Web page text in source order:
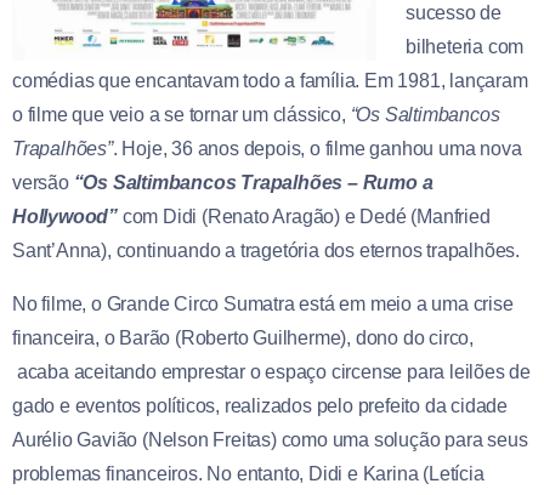
sucesso de
bilheteria com
comédias que encantavam todo a família. Em 1981, lançaram
o filme que veio a se tornar um clássico, “Os Saltimbancos
Trapalhões”. Hoje, 36 anos depois, o filme ganhou uma nova
versão “Os Saltimbancos Trapalhões – Rumo a
Hollywood” com Didi (Renato Aragão) e Dedé (Manfried
Sant’Anna), continuando a tragetória dos eternos trapalhões.
No filme, o Grande Circo Sumatra está em meio a uma crise
financeira, o Barão (Roberto Guilherme), dono do circo,
acaba aceitando emprestar o espaço circense para leilões de
gado e eventos políticos, realizados pelo prefeito da cidade
Aurélio Gavião (Nelson Freitas) como uma solução para seus
problemas financeiros. No entanto, Didi e Karina (Letícia